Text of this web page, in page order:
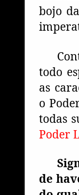
bojo
todo
as
o
todas
Poder
de